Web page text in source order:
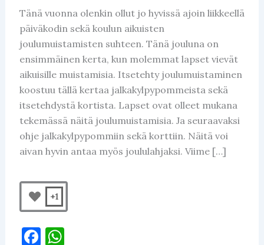
Tänä vuonna olenkin ollut jo hyvissä ajoin liikkeellä
päiväkodin sekä koulun aikuisten
joulumuistamisten suhteen. Tänä jouluna on
ensimmäinen kerta, kun molemmat lapset vievät
aikuisille muistamisia. Itsetehty joulumuistaminen
koostuu tällä kertaa jalkakylpypommeista sekä
itsetehdystä kortista. Lapset ovat olleet mukana
tekemässä näitä joulumuistamisia. Ja seuraavaksi
ohje jalkakylpypommiin sekä korttiin. Näitä voi
aivan hyvin antaa myös joululahjaksi. Viime […]
+1
F W